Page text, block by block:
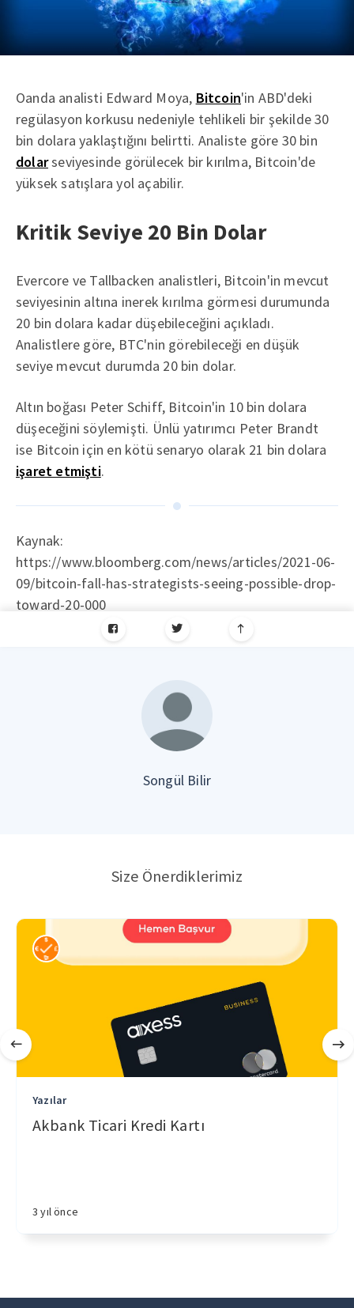
Oanda analisti Edward Moya, Bitcoin'in ABD'deki
regülasyon korkusu nedeniyle tehlikeli bir şekilde 30
bin dolara yaklaştığını belirtti. Analiste göre 30 bin
dolarseviyesinde görülecek bir kırılma, Bitcoin'de
yüksek satışlara yol açabilir.
Kritik Seviye 20 Bin Dolar
Evercore ve Tallbacken analistleri, Bitcoin'in mevcut
seviyesinin altına inerek kırılma görmesi durumunda
20 bin dolara kadar düşebileceğini açıkladı.
Analistlere göre, BTC'nin görebileceği en düşük
seviye mevcut durumda 20 bin dolar.
Altın boğası Peter Schiff, Bitcoin'in 10 bin dolara
düşeceğini söylemişti. Ünlü yatırımcı Peter Brandt
ise Bitcoin için en kötü senaryo olarak 21 bin dolara
işaret etmişti.
Kaynak:
https://www.bloomberg.com/news/articles/2021-06-
09/bitcoin-fall-has-strategists-seeing-possible-drop-
toward-20-000
Songül Bilir
Size Önerdiklerimiz
Yazılar
Akbank Ticari Kredi Kartı
3 yıl önce